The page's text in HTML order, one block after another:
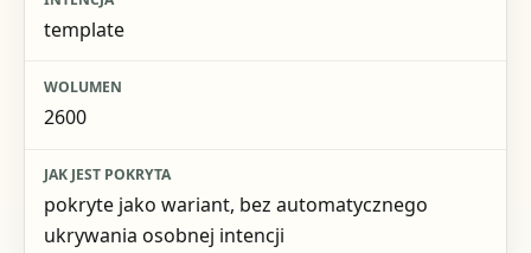
Wolumen
template
2600
pokryte jako wariant, bez automatycznego
ukrywania osobnej intencji